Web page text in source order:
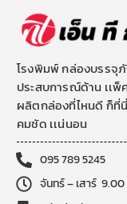
โรงพิมพ์ กล่องบรรจุ
ประสบการณ์ด้าน เเ
ผลิตกล่องที่ไหนดี ก็ที่
คมชัด เเน่นอน
095 789 5245
จันทร์ – เสาร์ 9.00